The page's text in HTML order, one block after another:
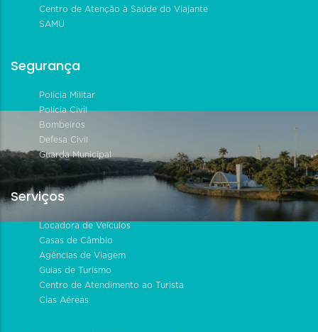
Centro de Atenção à Saúde do Viajante
SAMU
Segurança
Polícia Militar
Polícia Civil
Bombeiros
Defesa Civil
Guarda Municipal
Serviços
Locadora de Veículos
Casas de Câmbio
Agências de Viagem
Guias de Turismo
Centro de Atendimento ao Turista
Cias Aéreas